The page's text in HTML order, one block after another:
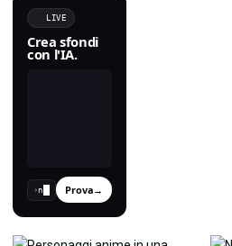
LIVE
Crea sfondi
con l'IA.
›